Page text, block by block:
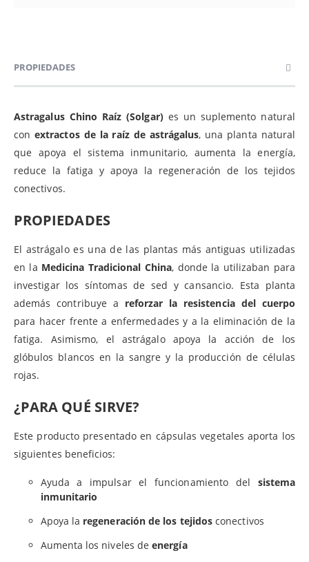
PROPIEDADES
Astragalus Chino Raíz (Solgar)es un suplemento natural
conextractos de la raíz de astrágalus, una planta natural
que apoya el sistema inmunitario, aumenta la energía,
reduce la fatiga y apoya la regeneración de los tejidos
conectivos.
PROPIEDADES
El astrágalo es una de las plantas más antiguas utilizadas
en la Medicina Tradicional China, donde la utilizaban para
investigar los síntomas de sed y cansancio. Esta planta
además contribuye a reforzar la resistencia del cuerpo
para hacer frente a enfermedades y a la eliminación de la
fatiga. Asimismo, el astrágalo apoya la acción de los
glóbulos blancos en la sangre y la producción de células
rojas.
¿PARA QUÉ SIRVE?
Este producto presentado en cápsulas vegetales aporta los
siguientes beneficios:
Ayuda a impulsar el funcionamiento del sistema
inmunitario
Apoya la regeneración de los tejidos conectivos
Aumenta los niveles de energía